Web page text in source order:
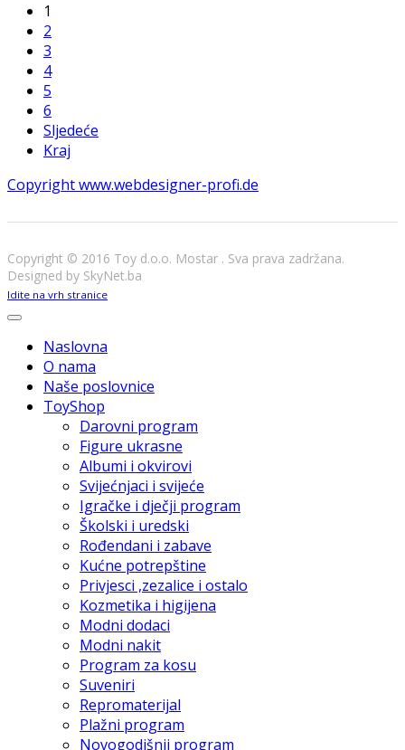
1
2
3
4
5
6
Sljedeće
Kraj
Copyright www.webdesigner-profi.de
Copyright © 2016 Toy d.o.o. Mostar . Sva prava zadržana.
Designed by SkyNet.ba
Joomla! 3 Templates
Idite na vrh stranice
Naslovna
O nama
Naše poslovnice
ToyShop
Darovni program
Figure ukrasne
Albumi i okvirovi
Svijećnjaci i svijeće
Igračke i dječji program
Školski i uredski
Rođendani i zabave
Kućne potrepštine
Privjesci ,zezalice i ostalo
Kozmetika i higijena
Modni dodaci
Modni nakit
Program za kosu
Suveniri
Repromaterijal
Plažni program
Novogodišnji program